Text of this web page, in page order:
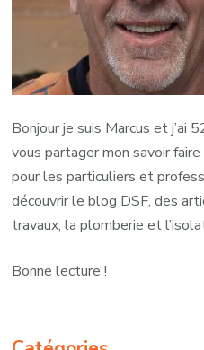
Bonjour je suis Marcus et j’ai
vous partager mon savoir
pour les particuliers et
découvrir le blog DSF, des
travaux, la plomberie et
Bonne lecture !